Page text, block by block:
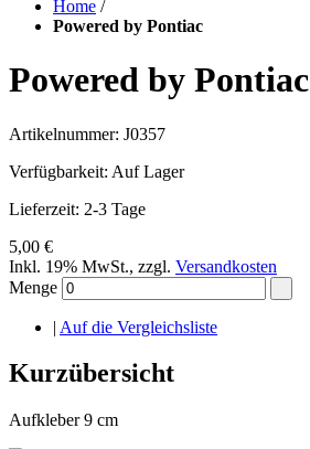
Home /
Powered by Pontiac
Powered by Pontiac
Artikelnummer: J0357
Verfügbarkeit: Auf Lager
Lieferzeit: 2-3 Tage
5,00 €
Inkl. 19% MwSt., zzgl. Versandkosten
Menge
| Auf die Vergleichsliste
Kurzübersicht
Aufkleber 9 cm